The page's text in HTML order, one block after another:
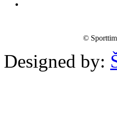
©
Designed by: